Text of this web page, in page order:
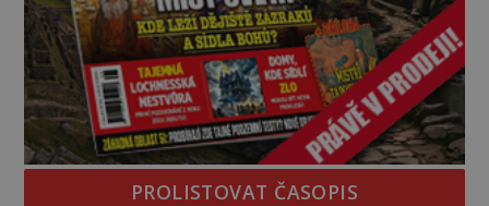
PROLISTOVAT ČASOPIS